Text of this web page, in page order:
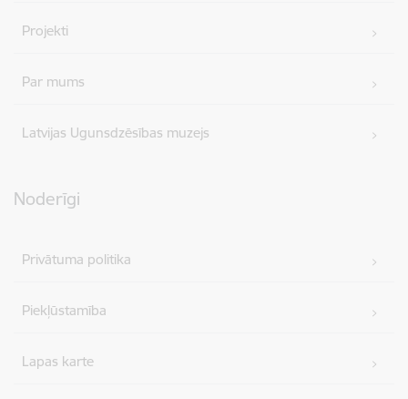
Projekti
Par mums
Latvijas Ugunsdzēsības muzejs
Noderīgi
Privātuma politika
Piekļūstamība
Lapas karte